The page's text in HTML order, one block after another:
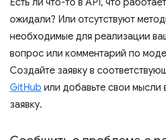
Есть ли что-то в API, что
ожидали? Или отсутствуют
необходимые для реализации
вопрос или комментарий по
Создайте заявку в
GitHub или добавьте свои
заявку.